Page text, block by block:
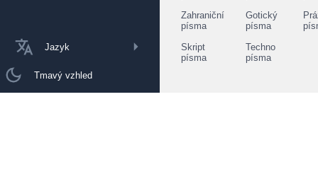
Jazyk
Tmavý vzhled
Zahraniční
písma
Gotický
písma
Skript
písma
Techno
písma